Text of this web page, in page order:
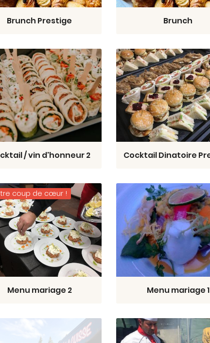
Brunch Prestige Brunch
/ vin d'honneur 2
coup de cœur !
Menu mariage 2 Menu mariage 1